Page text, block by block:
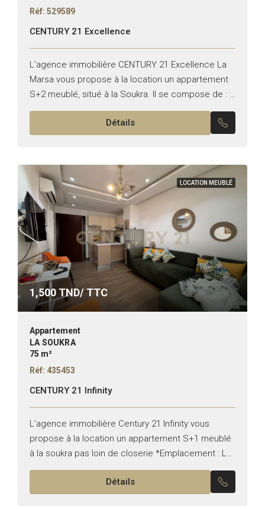
Réf: 529589
CENTURY 21 Excellence
L’agence immobilière CENTURY 21 Excellence La
Marsa vous propose à la location un appartement
S+2 meublé, situé à la Soukra. Il se compose de : –
Un salon avec terrasse – Une...
Détails
LOCATION MEUBLÉ
1,500 TND/ TTC
Appartement
LA SOUKRA
75 m²
Réf: 435453
CENTURY 21 Infinity
L’agence immobilière Century 21 Infinity vous
propose à la location un appartement S+1 meublé
à la soukra pas loin de closerie *Emplacement : La
soukra *Typologie : S+1 *Etat : meublée Il...
Détails